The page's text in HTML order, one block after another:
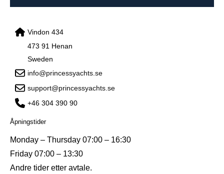
Vindon 434
473 91 Henan
Sweden
info@princessyachts.se
support@princessyachts.se
+46 304 390 90
Åpningstider
Monday – Thursday 07:00 – 16:30
Friday 07:00 – 13:30
Andre tider etter avtale.